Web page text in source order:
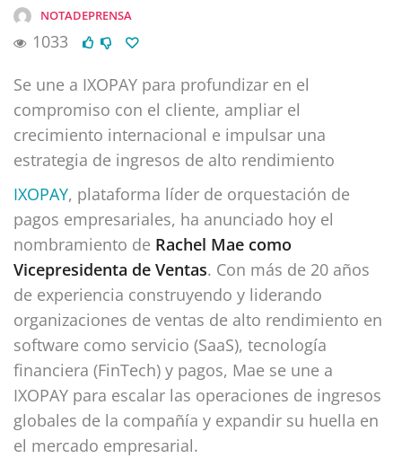
NOTADEPRENSA
1033
Se une a IXOPAY para profundizar en el
compromiso con el cliente, ampliar el
crecimiento internacional e impulsar una
estrategia de ingresos de alto rendimiento
IXOPAY, plataforma líder de orquestación de
pagos empresariales, ha anunciado hoy el
nombramiento de Rachel Mae como
Vicepresidenta de Ventas. Con más de 20 años
de experiencia construyendo y liderando
organizaciones de ventas de alto rendimiento en
software como servicio (SaaS), tecnología
financiera (FinTech) y pagos, Mae se une a
IXOPAY para escalar las operaciones de ingresos
globales de la compañía y expandir su huella en
el mercado empresarial.